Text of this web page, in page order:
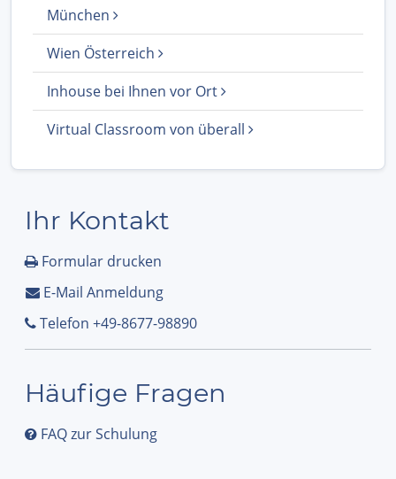
München
Wien Österreich
Inhouse bei Ihnen vor Ort
Virtual Classroom von überall
Ihr Kontakt
Formular drucken
E-Mail Anmeldung
Telefon +49-8677-98890
Häufige Fragen
FAQ zur Schulung